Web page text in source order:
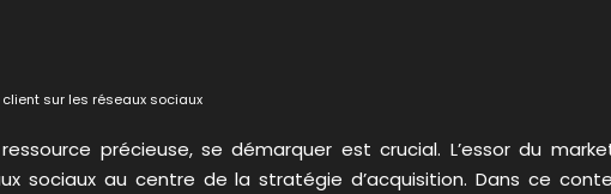
sur les réseaux sociaux
précieuse, se démarquer est crucial. L’essor du
sociaux au centre de la stratégie d’acquisition. Dans ce